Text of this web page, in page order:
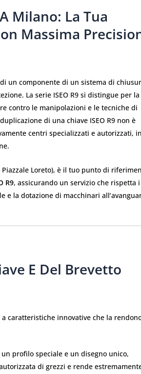
Milano: La Tua
Massima
un componente di un sistema di
La serie ISEO R9 si distingue per la
contro le manipolazioni e le tecniche di
di una chiave ISEO R9 non è
centri specializzati e autorizzati, in
Piazzale Loreto), è il tuo punto di
R9, assicurando un servizio che rispetta
e la dotazione di macchinari
E Del Brevetto
a caratteristiche innovative che la
un profilo speciale e un disegno unico,
di grezzi e rende